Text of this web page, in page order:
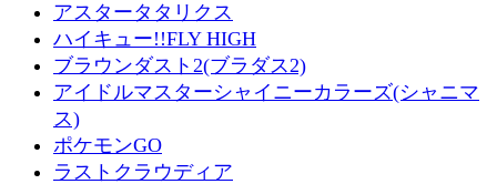
アスタータタリクス
ハイキュー!!FLY HIGH
ブラウンダスト2(ブラダス2)
アイドルマスターシャイニーカラーズ(シャニマ
ス)
ポケモンGO
ラストクラウディア